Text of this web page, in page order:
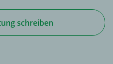
schreiben